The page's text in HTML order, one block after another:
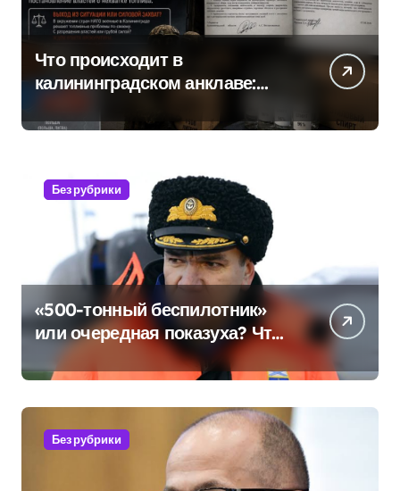
Что происходит в
калининградском анклаве:
защиты Отечества»
Без рубрики
«500-тонный беспилотник»
или очередная показуха? Что
скрывает российский ВМФ
Без рубрики